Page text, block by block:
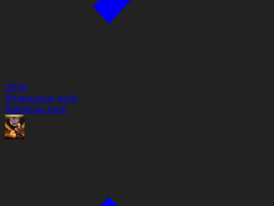
20:30
Музыкалық жоба
Қайырлы кеш!